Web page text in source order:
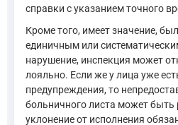
справки с указанием точного
Кроме того, имеет значение,
единичным или
нарушение, инспекция может
лояльно. Если же у лица уже
предупреждения, то
больничного листа может быть
уклонение от исполнения